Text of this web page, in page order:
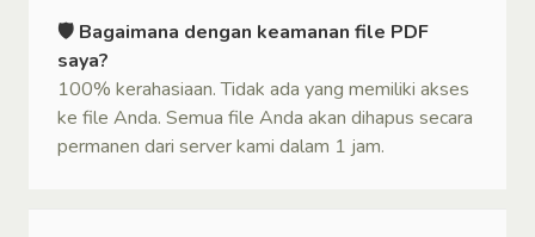
🛡 Bagaimana dengan keamanan file PDF
saya?
100% kerahasiaan. Tidak ada yang memiliki akses
ke file Anda. Semua file Anda akan dihapus secara
permanen dari server kami dalam 1 jam.